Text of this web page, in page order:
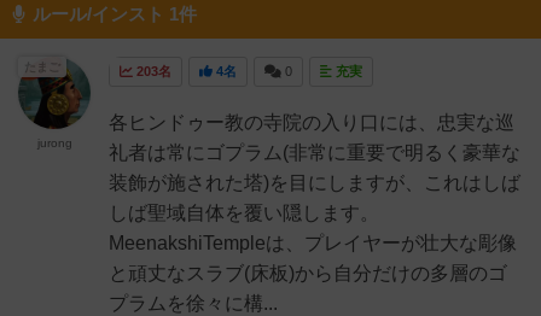
ルール/インスト 1件
203名 4名 0 充実
各ヒンドゥー教の寺院の入り口には、忠実な巡
礼者は常にゴプラム(非常に重要で明るく豪華な
装飾が施された塔)を目にしますが、これはしば
しば聖域自体を覆い隠します。
MeenakshiTempleは、プレイヤーが壮大な彫像
と頑丈なスラブ(床板)から自分だけの多層のゴ
プラムを徐々に構...
たまご
jurong